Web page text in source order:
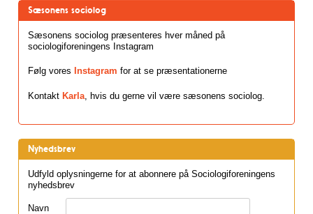
Sæsonens sociolog
Sæsonens sociolog præsenteres hver måned på
sociologiforeningens Instagram
Følg vores Instagram for at se præsentationerne
Kontakt Karla , hvis du gerne vil være sæsonens sociolog.
Nyhedsbrev
Udfyld oplysningerne for at abonnere på Sociologiforeningens
nyhedsbrev
Navn